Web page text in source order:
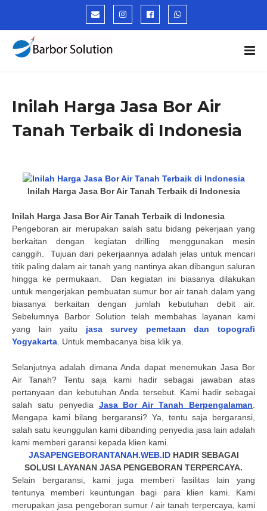
Inilah Harga Jasa Bor Air
Tanah Terbaik di Indonesia
Inilah Harga Jasa Bor Air Tanah Terbaik di Indonesia
Inilah Harga Jasa Bor Air Tanah Terbaik di Indonesia
Pengeboran air merupakan salah satu bidang pekerjaan yang
berkaitan dengan kegiatan drilling menggunakan mesin
canggih.
Tujuan dari pekerjaannya adalah jelas untuk mencari
titik paling dalam air tanah yang nantinya akan dibangun saluran
hingga ke permukaan.
Dan kegiatan ini biasanya dilakukan
untuk mengerjakan pembuatan sumur bor air tanah dalam yang
biasanya berkaitan dengan jumlah kebutuhan debit air.
Sebelumnya Barbor Solution telah membahas layanan kami
yang lain yaitu jasa survey pemetaan dan topografi
Yogyakarta . Untuk membacanya bisa klik ya.
Selanjutnya adalah dimana Anda dapat menemukan Jasa Bor
Air Tanah? Tentu saja kami hadir sebagai jawaban atas
pertanyaan dan kebutuhan Anda tersebut. Kami hadir sebagai
salah satu penyedia Jasa Bor Air Tanah Berpengalaman
Mengapa kami bilang bergaransi? Ya, tentu saja bergaransi,
salah satu keunggulan kami dibanding penyedia jasa lain adalah
kami memberi garansi kepada klien kami.
JASAPENGEBORANTANAH.WEB.IDHADIR SEBAGAI
SOLUSI LAYANAN JASA PENGEBORAN TERPERCAYA.
Selain bergaransi, kami juga memberi fasilitas lain yang
tentunya memberi keuntungan bagi para klien kami. Kami
merupakan jasa pengeboran sumur / air tanah terpercaya, kami